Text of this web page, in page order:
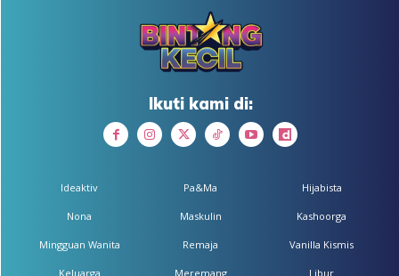
DIGANGGU KAK PONTI WAKTU
Ikuti kami di:
Ideaktiv
Nona
Mingguan Wanita
Keluarga
Pa&Ma
Maskulin
Remaja
Meremang
Hijabista
Kashoorga
Vanilla Kismis
Libur